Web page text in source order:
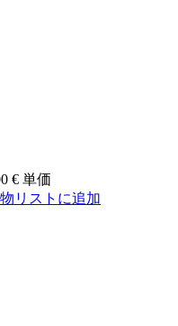
€ 単価
リストに追加